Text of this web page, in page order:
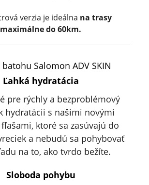
verzia je ideálna na trasy
maximálne do 60km.
Salomon ADV SKIN
Ľahká hydratácia
pre rýchly a bezproblémový
hydratácii s našimi novými
ktoré sa zasúvajú do
a nebudú sa pohybovať
na to, ako tvrdo bežíte.
Sloboda pohybu